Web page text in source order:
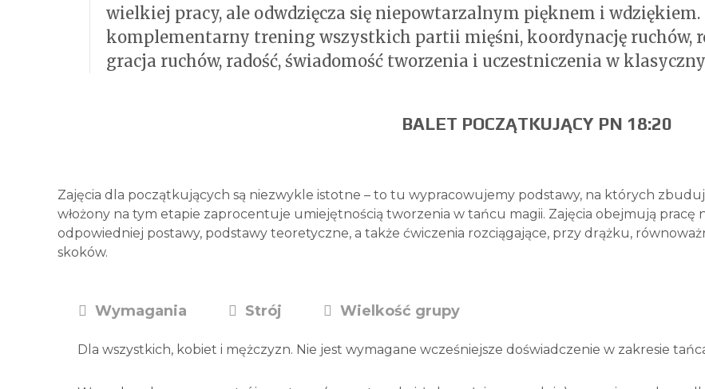
wielkiej pracy, ale odwdzięcza się niepowtarzalnym pięknem i
komplementarny trening wszystkich partii mięśni, koordynację ruchów,
gracja ruchów, radość, świadomość tworzenia i uczestniczenia w
BALET POCZĄTKUJĄCY PN 18:20
Zajęcia dla początkujących są niezwykle istotne – to tu wypracowujemy podstawy, na których
włożony na tym etapie zaprocentuje umiejętnością tworzenia w tańcu magii. Zajęcia obejmują
odpowiedniej postawy, podstawy teoretyczne, a także ćwiczenia rozciągające, przy drążku,
skoków.
Wymagania Strój Wielkość grupy
Dla wszystkich, kobiet i mężczyzn. Nie jest wymagane wcześniejsze doświadczenie w zakresie